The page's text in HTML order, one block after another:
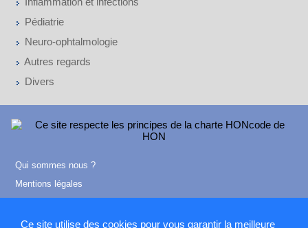
Ce site utilise des cookies pour vous garantir la meilleure
Pédiatrie
Neuro-ophtalmologie
Autres regards
Divers
Qui sommes nous ?
Mentions légales